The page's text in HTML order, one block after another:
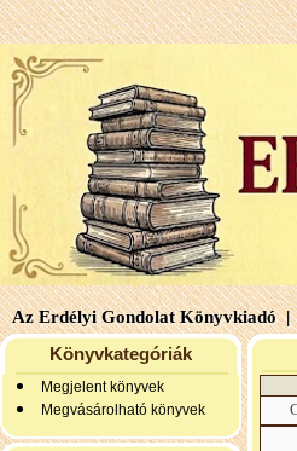
Az Erdélyi Gondolat Könyvkiadó |
Könyvkategóriák
Megjelent könyvek
Megvásárolható könyvek